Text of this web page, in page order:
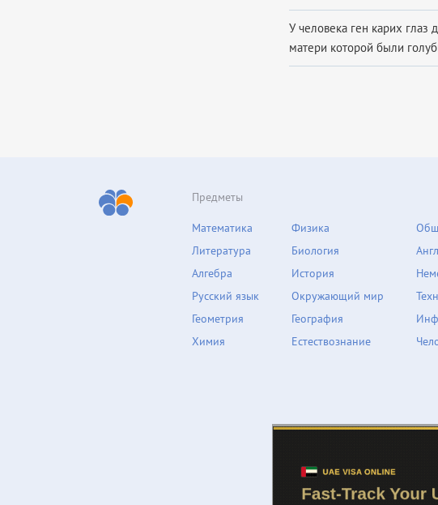
У человека ген карих
матери которой были
Предметы
Математика
Литература
Алгебра
Русский язык
Геометрия
Химия
Физика
Биология
История
Окружающий мир
География
Естествознание